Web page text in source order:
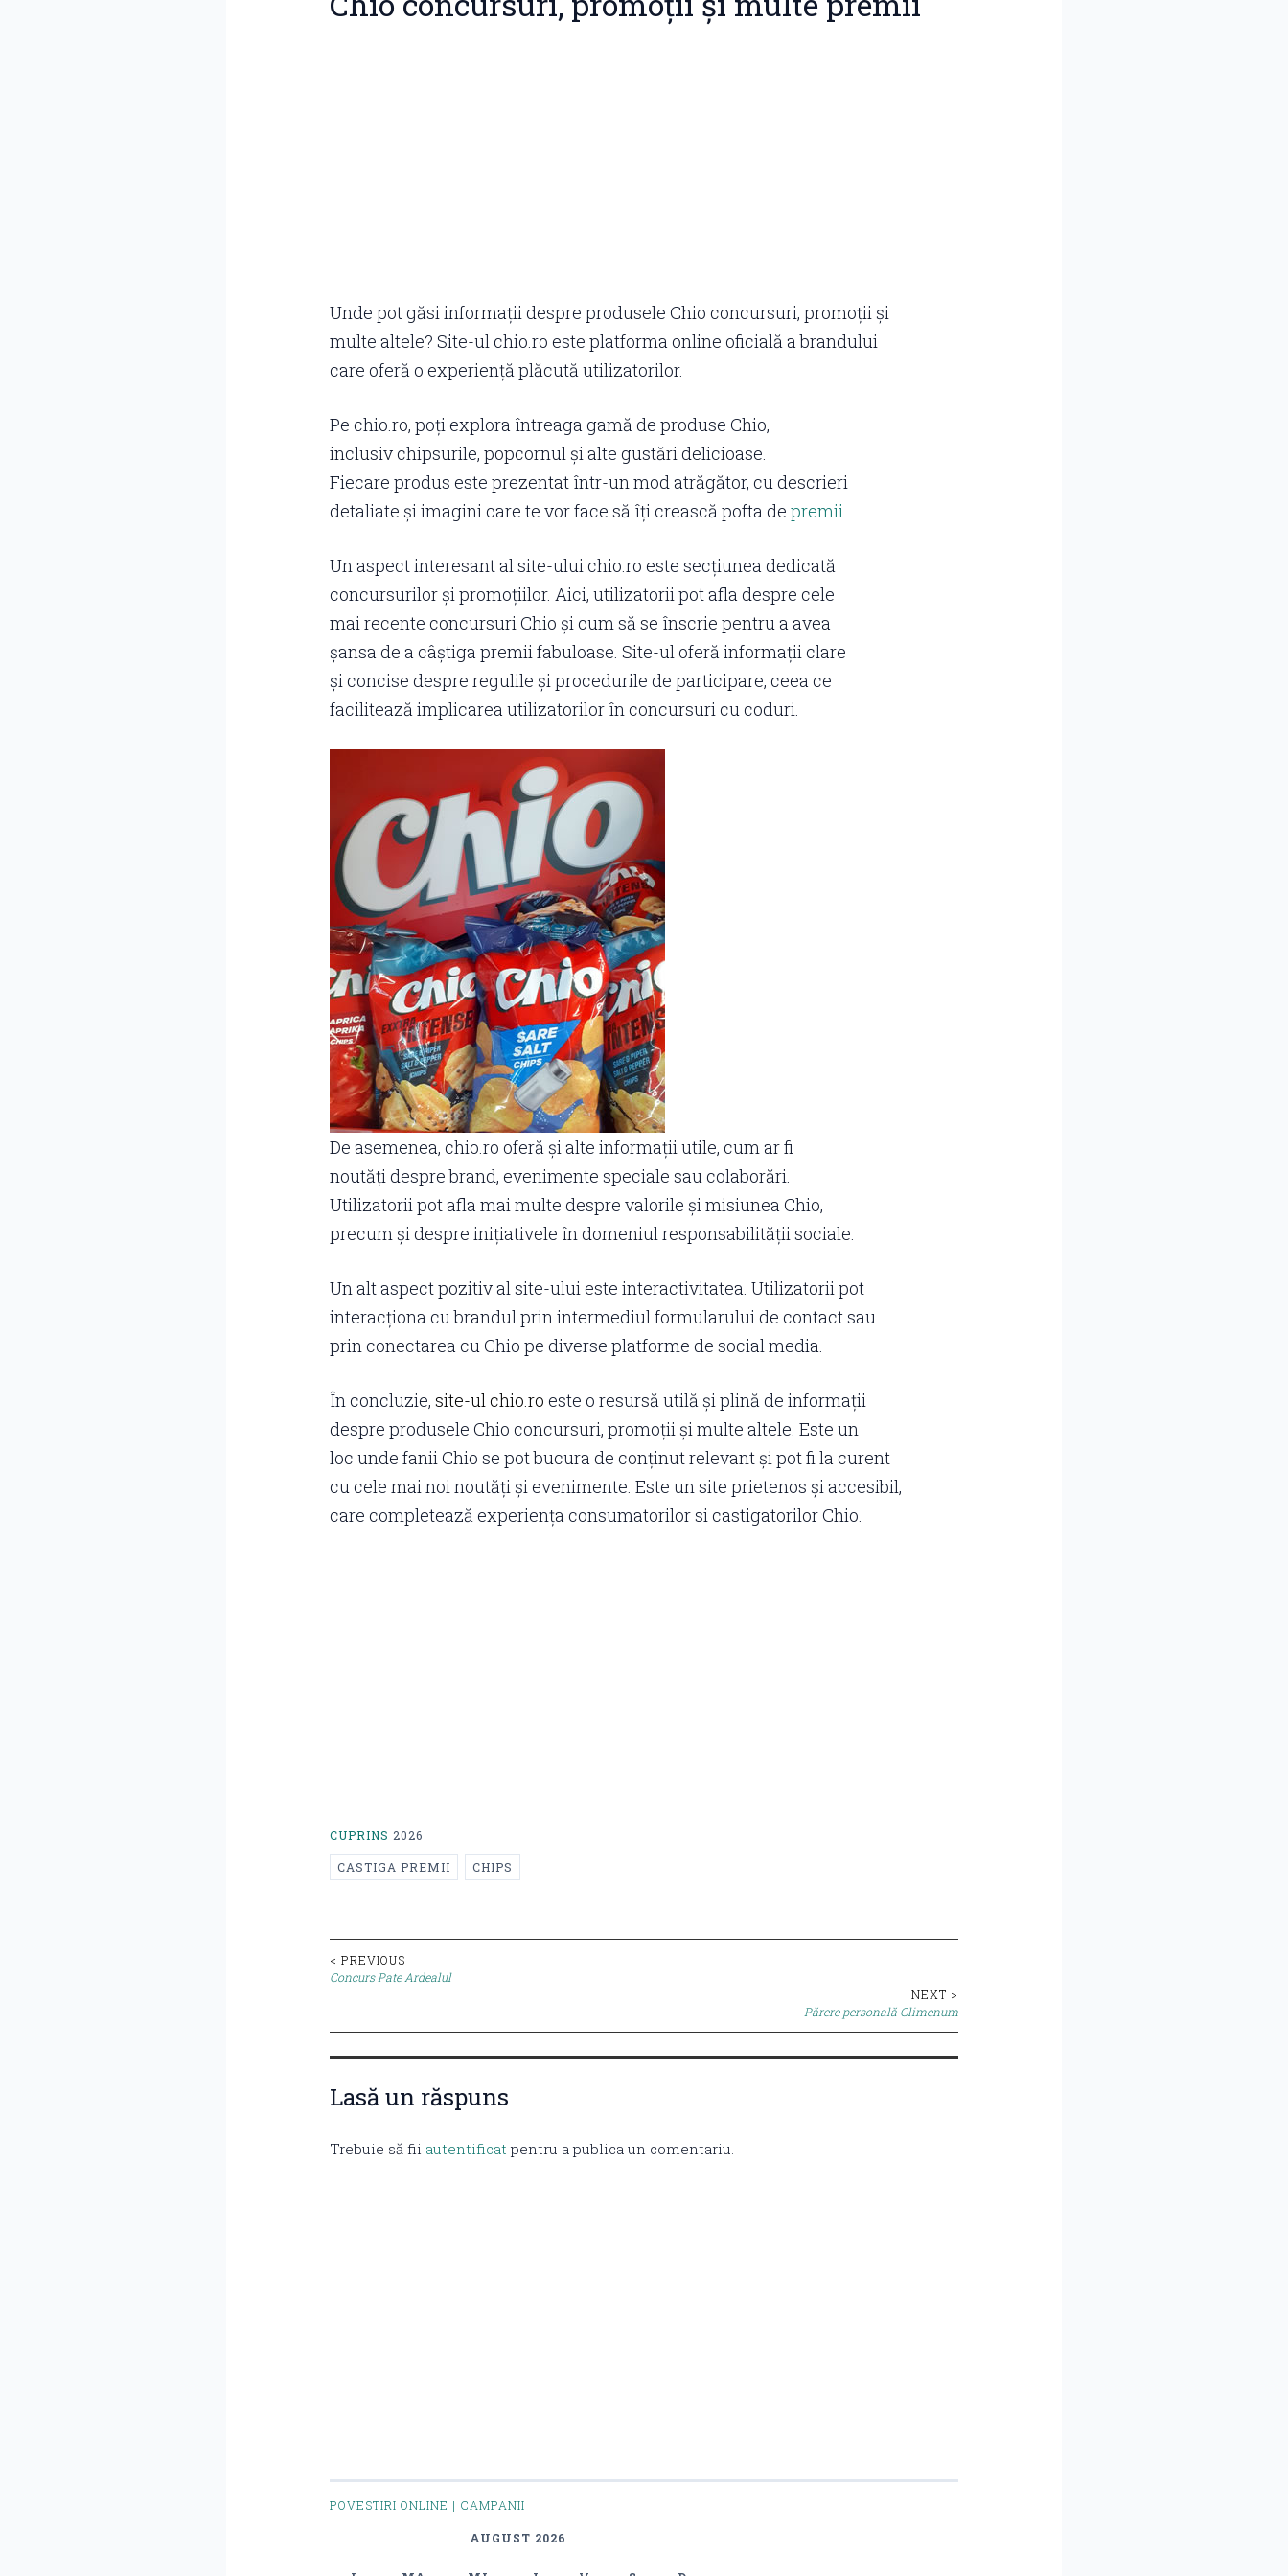
Unde pot găsi informații despre produsele Chio concursuri, promoții și
multe altele? Site-ul chio.ro este platforma online oficială a brandului
care oferă o experiență plăcută utilizatorilor.
Pe chio.ro, poți explora întreaga gamă de produse Chio,
inclusiv chipsurile, popcornul și alte gustări delicioase.
Fiecare produs este prezentat într-un mod atrăgător, cu descrieri
detaliate și imagini care te vor face să îți crească pofta de premii.
Un aspect interesant al site-ului chio.ro este secțiunea dedicată
concursurilor și promoțiilor. Aici, utilizatorii pot afla despre cele
mai recente concursuri Chio și cum să se înscrie pentru a avea
șansa de a câștiga premii fabuloase. Site-ul oferă informații clare
și concise despre regulile și procedurile de participare, ceea ce
facilitează implicarea utilizatorilor în concursuri cu coduri.
De asemenea, chio.ro oferă și alte informații utile, cum ar fi
noutăți despre brand, evenimente speciale sau colaborări.
Utilizatorii pot afla mai multe despre valorile și misiunea Chio,
precum și despre inițiativele în domeniul responsabilității sociale.
Un alt aspect pozitiv al site-ului este interactivitatea. Utilizatorii pot
interacționa cu brandul prin intermediul formularului de contact sau
prin conectarea cu Chio pe diverse platforme de social media.
În concluzie, site-ul chio.ro este o resursă utilă și plină de informații
despre produsele Chio concursuri, promoții și multe altele. Este un
loc unde fanii Chio se pot bucura de conținut relevant și pot fi la curent
cu cele mai noi noutăți și evenimente. Este un site prietenos și accesibil,
care completează experiența consumatorilor si castigatorilor Chio.
CUPRINS 2026
CASTIGA PREMII CHIPS
Post
< PREVIOUS
Concurs Pate Ardealul
NEXT >
Părere personală Climenum
Lasă un răspuns
Trebuie să fii autentificat pentru a publica un comentariu.
POVESTIRI ONLINE | CAMPANII
AUGUST 2026